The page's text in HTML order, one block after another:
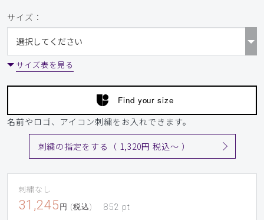
サイズ：
サイズ表を見る
Find your size
名前やロゴ、アイコン刺繍をお入れできます。
刺繍の指定をする（ 1,320円 税込〜 ）
刺繍なし
31,245 円 (税込) 852 pt